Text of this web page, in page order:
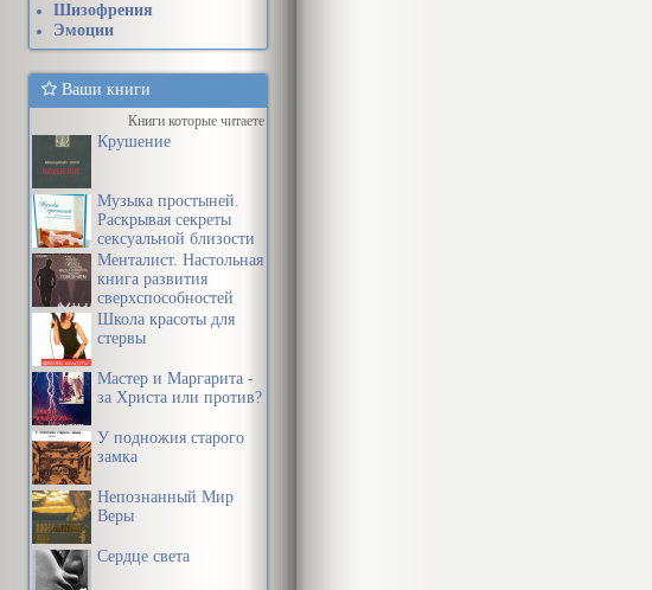
Шизофрения
Эмоции
Ваши книги
Книги которые читаете
Крушение
Музыка простыней.
Раскрывая секреты
сексуальной близости
в браке
Менталист. Настольная
книга развития
сверхспособностей
сознания
Школа красоты для
стервы
Мастер и Маргарита -
за Христа или против?
У подножия старого
замка
Непознанный Мир
Веры
Сердце света